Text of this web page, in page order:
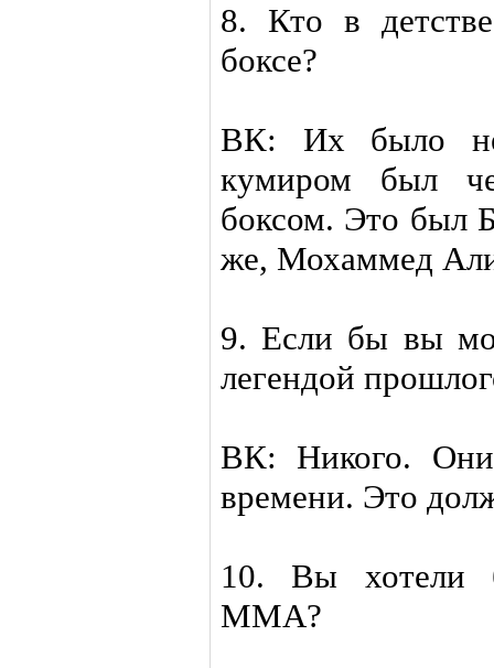
8. Кто в
боксе?
ВК: Их было
кумиром был
боксом. Это был
же, Мохаммед
9. Если бы вы
легендой
ВК: Никого. Они
времени. Это
10. Вы хотели
ММА?